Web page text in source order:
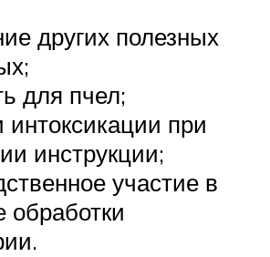
других полезных
для пчел;
интоксикации при
инструкции;
участие в
обработки